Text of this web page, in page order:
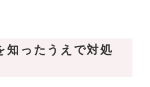
知ったうえで対処